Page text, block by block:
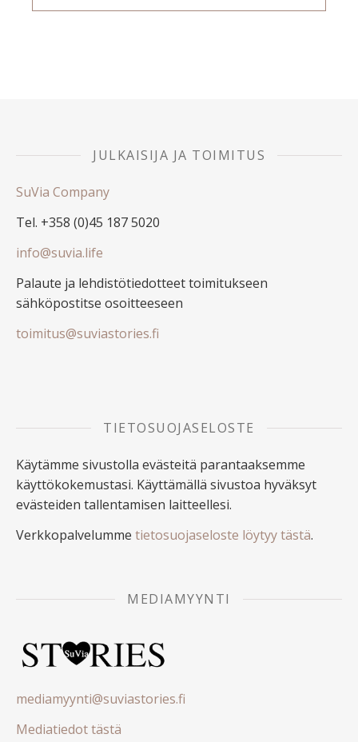
JULKAISIJA JA TOIMITUS
SuVia Company
Tel. +358 (0)45 187 5020
info@suvia.life
Palaute ja lehdistötiedotteet toimitukseen
sähköpostitse osoitteeseen
toimitus@suviastories.fi
TIETOSUOJASELOSTE
Käytämme sivustolla evästeitä parantaaksemme
käyttökokemustasi. Käyttämällä sivustoa hyväksyt
evästeiden tallentamisen laitteellesi.
Verkkopalvelumme tietosuojaseloste löytyy tästä.
MEDIAMYYNTI
mediamyynti@suviastories.fi
Mediatiedot tästä